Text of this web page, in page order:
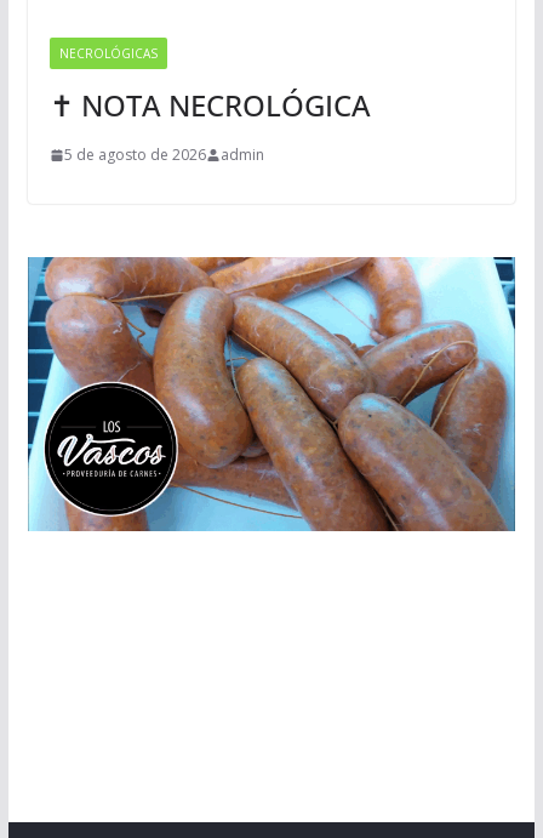
NECROLÓGICAS
✝ NOTA NECROLÓGICA
5 de agosto de 2026 admin